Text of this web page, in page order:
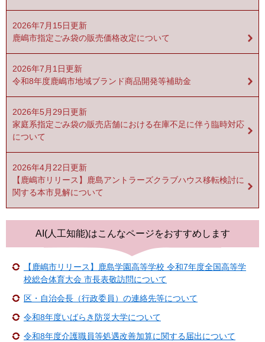
2026年7月15日更新
鹿嶋市指定ごみ袋の販売価格改定について
2026年7月1日更新
令和8年度鹿嶋市地域ブランド商品開発等補助金
2026年5月29日更新
家庭系指定ごみ袋の販売店舗における在庫不足に伴う臨時対応
について
2026年4月22日更新
【鹿嶋市リリース】鹿島アントラーズクラブハウス移転検討に
関する本市見解について
AI(人工知能)はこんなページをおすすめします
【鹿嶋市リリース】鹿島学園高等学校 令和7年度全国高等学
校総合体育大会 市長表敬訪問について
区・自治会長（行政委員）の連絡先等について
令和8年度いばらき防災大学について
令和8年度介護職員等処遇改善加算に関する届出について